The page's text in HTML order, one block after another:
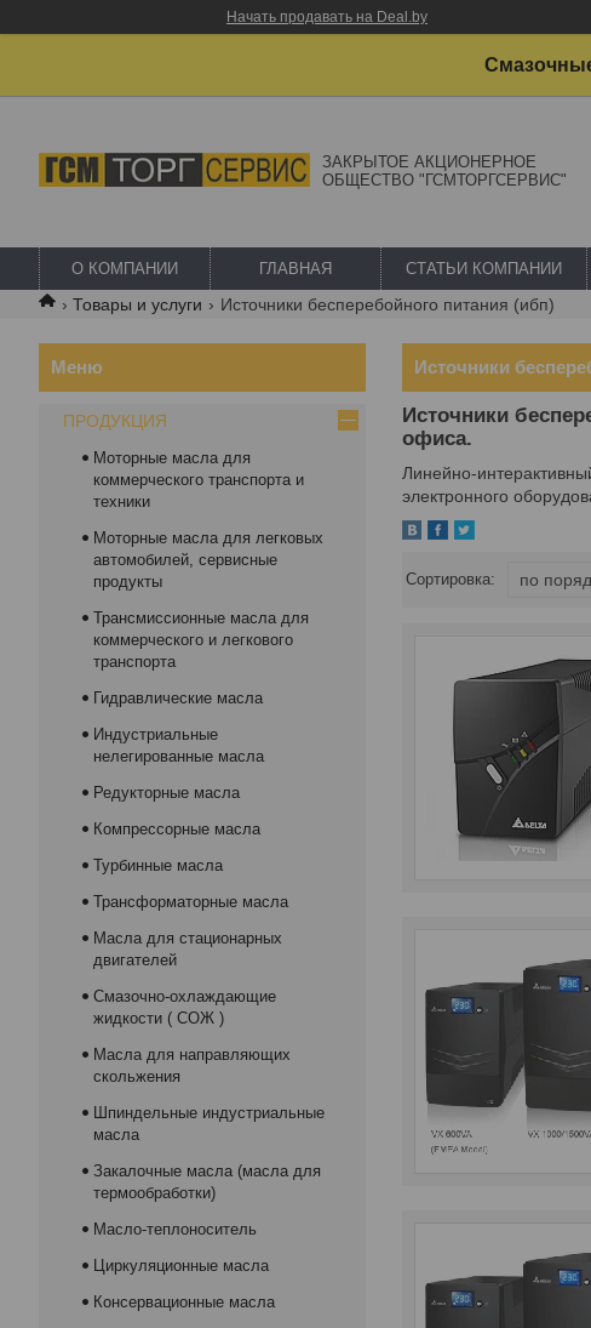
Начать продавать на Deal.by
ЗАКРЫТОЕ АКЦИОНЕРНОЕ
ОБЩЕСТВО "ГСМТОРГСЕРВИС"
О КОМПАНИИ ГЛАВНАЯ СТАТЬИ КОМПАНИИ
Товары и услуги Источники бесперебойного питания (ибп)
Источники
Источники
офиса.
Линейно-
электронного
ПРОДУКЦИЯ
Моторные масла для
коммерческого транспорта и
техники
Моторные масла для легковых
автомобилей, сервисные
продукты
Трансмиссионные масла для
коммерческого и легкового
транспорта
Гидравлические масла
Индустриальные
нелегированные масла
Редукторные масла
Компрессорные масла
Турбинные масла
Трансформаторные масла
Масла для стационарных
двигателей
Смазочно-охлаждающие
жидкости ( СОЖ )
Масла для направляющих
скольжения
Шпиндельные индустриальные
масла
Закалочные масла (масла для
термообработки)
Масло-теплоноситель
Циркуляционные масла
Консервационные масла